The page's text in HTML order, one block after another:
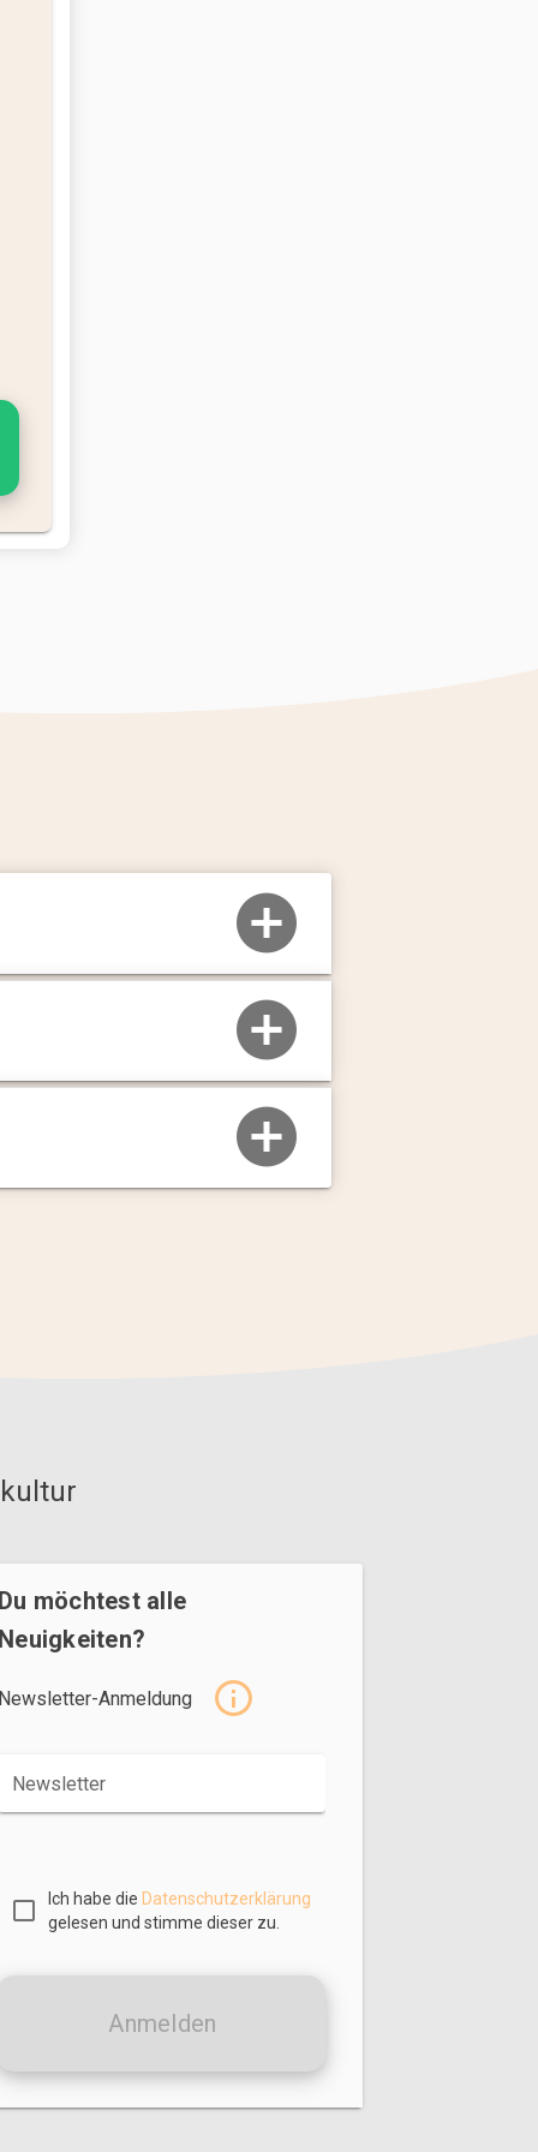
möchtest alle
Anmeldung
Newsletter
Ich habe die Datenschutzerklärung
gelesen und stimme dieser zu.
Anmelden